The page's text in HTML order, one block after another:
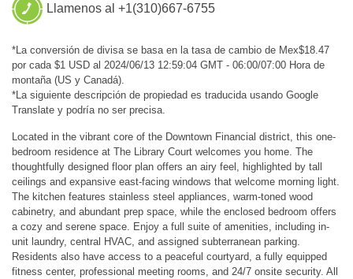
Llamenos al +1(310)667-6755
*La conversión de divisa se basa en la tasa de cambio de Mex$18.47
por cada $1 USD al 2024/06/13 12:59:04 GMT - 06:00/07:00 Hora de
montaña (US y Canadá).
*La siguiente descripción de propiedad es traducida usando Google
Translate y podría no ser precisa.
Located in the vibrant core of the Downtown Financial district, this one-
bedroom residence at The Library Court welcomes you home. The
thoughtfully designed floor plan offers an airy feel, highlighted by tall
ceilings and expansive east-facing windows that welcome morning light.
The kitchen features stainless steel appliances, warm-toned wood
cabinetry, and abundant prep space, while the enclosed bedroom offers
a cozy and serene space. Enjoy a full suite of amenities, including in-
unit laundry, central HVAC, and assigned subterranean parking.
Residents also have access to a peaceful courtyard, a fully equipped
fitness center, professional meeting rooms, and 24/7 onsite security. All